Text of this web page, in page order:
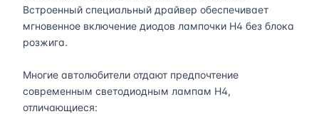
Встроенный специальный драйвер обеспечивает
мгновенное включение диодов лампочки H4 без блока
розжига.
Многие автолюбители отдают предпочтение
современным светодиодным лампам H4,
отличающиеся: